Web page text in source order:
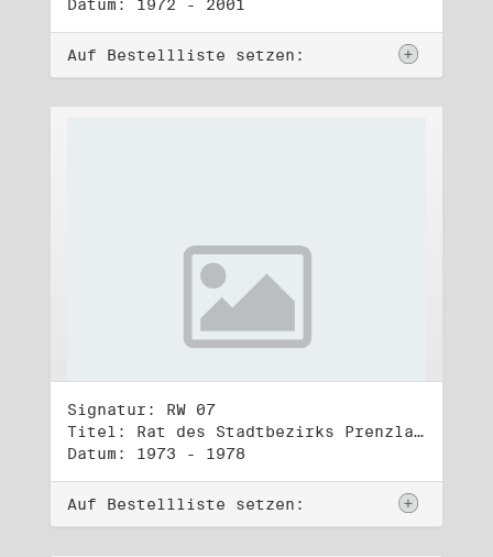
Datum: 1972 - 2001
Auf Bestellliste setzen:
Signatur: RW 07
Titel: Rat des Stadtbezirks Prenzlauer Berg in Berlin
Datum: 1973 - 1978
Auf Bestellliste setzen: